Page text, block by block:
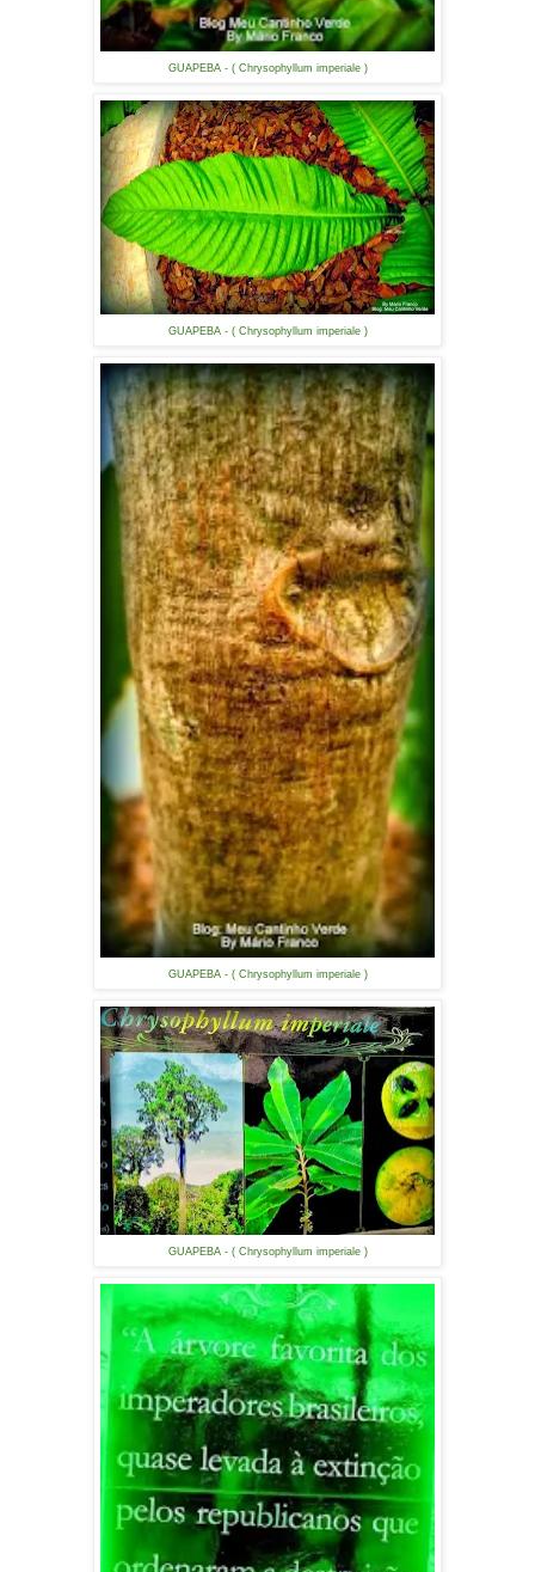
GUAPEBA - ( Chrysophyllum imperiale )
GUAPEBA - ( Chrysophyllum imperiale )
GUAPEBA - ( Chrysophyllum imperiale )
GUAPEBA - ( Chrysophyllum imperiale )